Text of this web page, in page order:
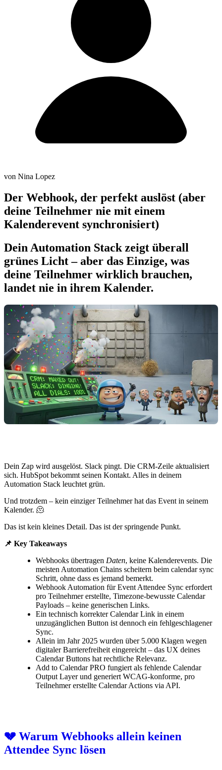
von Nina Lopez
Der Webhook, der perfekt auslöst (aber
deine Teilnehmer nie mit einem
Kalenderevent synchronisiert)
Dein Automation Stack zeigt überall
grünes Licht – aber das Einzige, was
deine Teilnehmer wirklich brauchen,
landet nie in ihrem Kalender.
Dein Zap wird ausgelöst. Slack pingt. Die CRM-Zeile aktualisiert
sich. HubSpot bekommt seinen Kontakt. Alles in deinem
Automation Stack leuchtet grün.
Und trotzdem – kein einziger Teilnehmer hat das Event in seinem
Kalender. 🫠
Das ist kein kleines Detail. Das ist der springende Punkt.
📌 Key Takeaways
Webhooks übertragen Daten, keine Kalenderevents. Die
meisten Automation Chains scheitern beim calendar sync
Schritt, ohne dass es jemand bemerkt.
Webhook Automation für Event Attendee Sync erfordert
pro Teilnehmer erstellte, Timezone-bewusste Calendar
Payloads – keine generischen Links.
Ein technisch korrekter Calendar Link in einem
unzugänglichen Button ist dennoch ein fehlgeschlagener
Sync.
Allein im Jahr 2025 wurden über 5.000 Klagen wegen
digitaler Barrierefreiheit eingereicht – das UX deines
Calendar Buttons hat rechtliche Relevanz.
Add to Calendar PRO fungiert als fehlende Calendar
Output Layer und generiert WCAG-konforme, pro
Teilnehmer erstellte Calendar Actions via API.
💔 Warum Webhooks allein keinen
Attendee Sync lösen